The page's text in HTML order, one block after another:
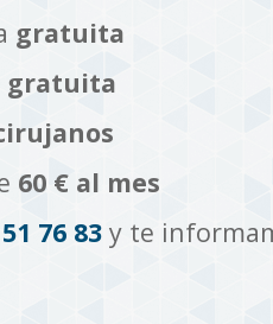
gratuita
gratuita
60 € al mes
76 83 y te